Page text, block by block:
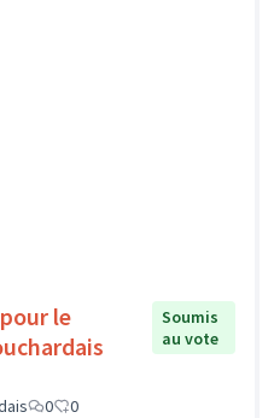
le
Soumis
au vote
0 0